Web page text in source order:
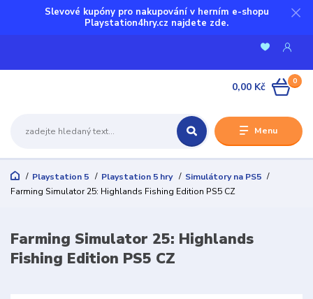
Slevové kupóny pro nakupování v herním e-shopu
Playstation4hry.cz najdete zde.
Menu
0
0,00 Kč
Playstation 5 Playstation 5 hry
Simulátory na PS5
Farming Simulator 25: Highlands Fishing Edition PS5 CZ
Farming Simulator 25: Highlands
Fishing Edition PS5 CZ